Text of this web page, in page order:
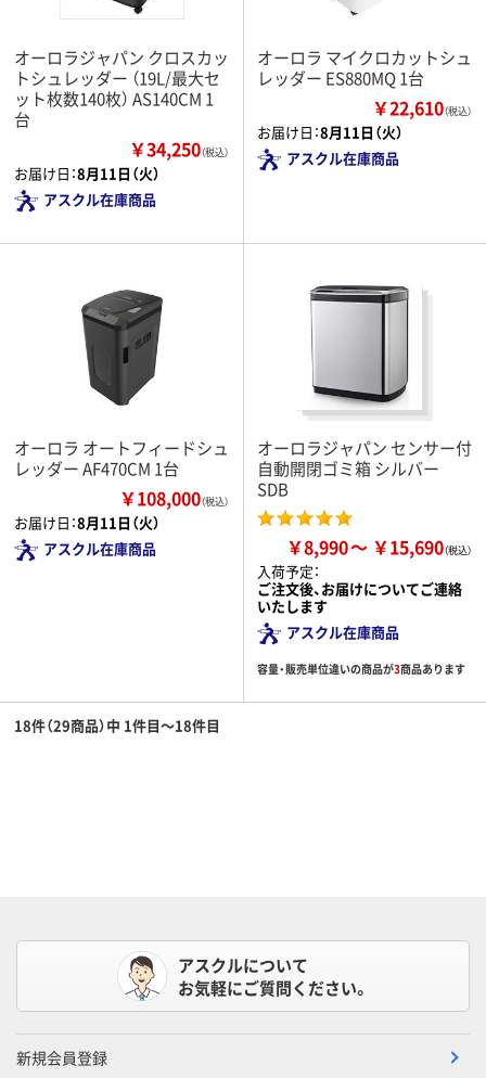
オーロラジャパン クロスカッ
トシュレッダー （19L/最大セ
ット枚数140枚） AS140CM 1
台
￥34,250（税込）
お届け日：8月11日（火）
アスクル在庫商品
オーロラ マイクロカットシュ
レッダー ES880MQ 1台
￥22,610（税込）
お届け日：8月11日（火）
アスクル在庫商品
オーロラ オートフィードシュ
レッダー AF470CM 1台
￥108,000（税込）
お届け日：8月11日（火）
アスクル在庫商品
オーロラジャパン センサー付
自動開閉ゴミ箱 シルバー
SDB
￥8,990 ￥15,690
入荷予定：
ご注文後、お届けについてご連絡
いたします
アスクル在庫商品
容量・販売単位違いの商品が3商品あります
18件（29商品）中 1件目～18件目
アスクルについて
お気軽にご質問ください。
新規会員登録